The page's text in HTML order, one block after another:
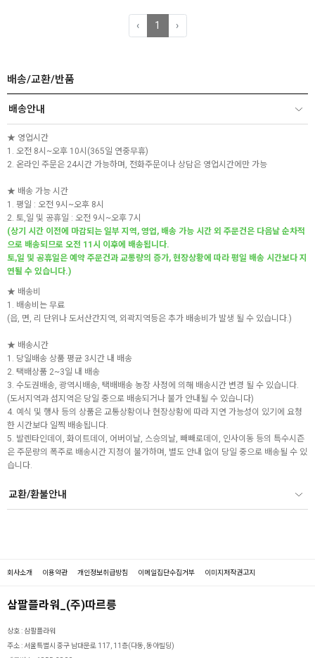
‹ 1 ›
배송/교환/반품
배송안내
★ 영업시간
1. 오전 8시~오후 10시(365일 연중무휴)
2. 온라인 주문은 24시간 가능하며, 전화주문이나 상담은 영업시간에만 가능
★ 배송 가능 시간
1. 평일 : 오전 9시~오후 8시
2. 토,일 및 공휴일 : 오전 9시~오후 7시
(상기 시간 이전에 마감되는 일부 지역, 영업, 배송 가능 시간 외 주문건은 다음날 순차적
으로 배송되므로 오전 11시 이후에 배송됩니다.
토,일 및 공휴일은 예약 주문건과 교통량의 증가, 현장상황에 따라 평일 배송 시간보다 지
연될 수 있습니다.)
★ 배송비
1. 배송비는 무료
(읍, 면, 리 단위나 도서산간지역, 외곽지역등은 추가 배송비가 발생 될 수 있습니다.)
★ 배송시간
1. 당일배송 상품 평균 3시간 내 배송
2. 택배상품 2~3일 내 배송
3. 수도권배송, 광역시배송, 택배배송 농장 사정에 의해 배송시간 변경 될 수 있습니다.
(도서지역과 섬지역은 당일 중으로 배송되거나 불가 안내될 수 있습니다)
4. 예식 및 행사 등의 상품은 교통상황이나 현장상황에 따라 지연 가능성이 있기에 요청
한 시간보다 일찍 배송됩니다.
5. 발렌타인데이, 화이트데이, 어버이날, 스승의날, 빼빼로데이, 인사이동 등의 특수시즌
은 주문량의 폭주로 배송시간 지정이 불가하며, 별도 안내 없이 당일 중으로 배송될 수 있
습니다.
교환/환불안내
회사소개 이용약관 개인정보취급방침 이메일집단수집거부 이미지저작권고지
삼팔플라워_(주)따르릉
상호 :삼팔플라워
주소 :서울특별시 중구 남대문로 117, 11층(다동, 동아빌딩)